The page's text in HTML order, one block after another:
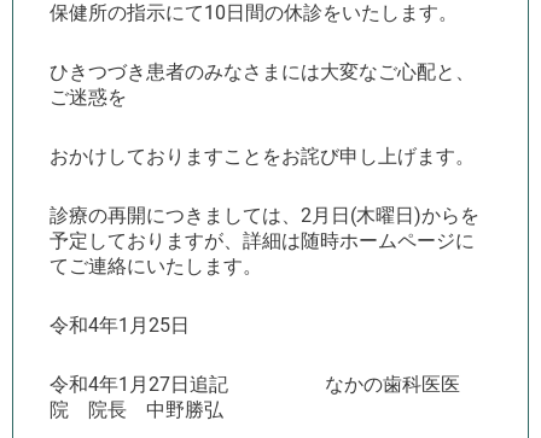
保健所の指示にて10日間の休診をいたします。
ひきつづき患者のみなさまには大変なご心配と、
ご迷惑を
おかけしておりますことをお詫び申し上げます。
診療の再開につきましては、2月日(木曜日)からを
予定しておりますが、詳細は随時ホームページに
てご連絡にいたします。
令和4年1 月 25日
令和4年1月27日追記 なかの歯科医医
院 院長 中野勝弘